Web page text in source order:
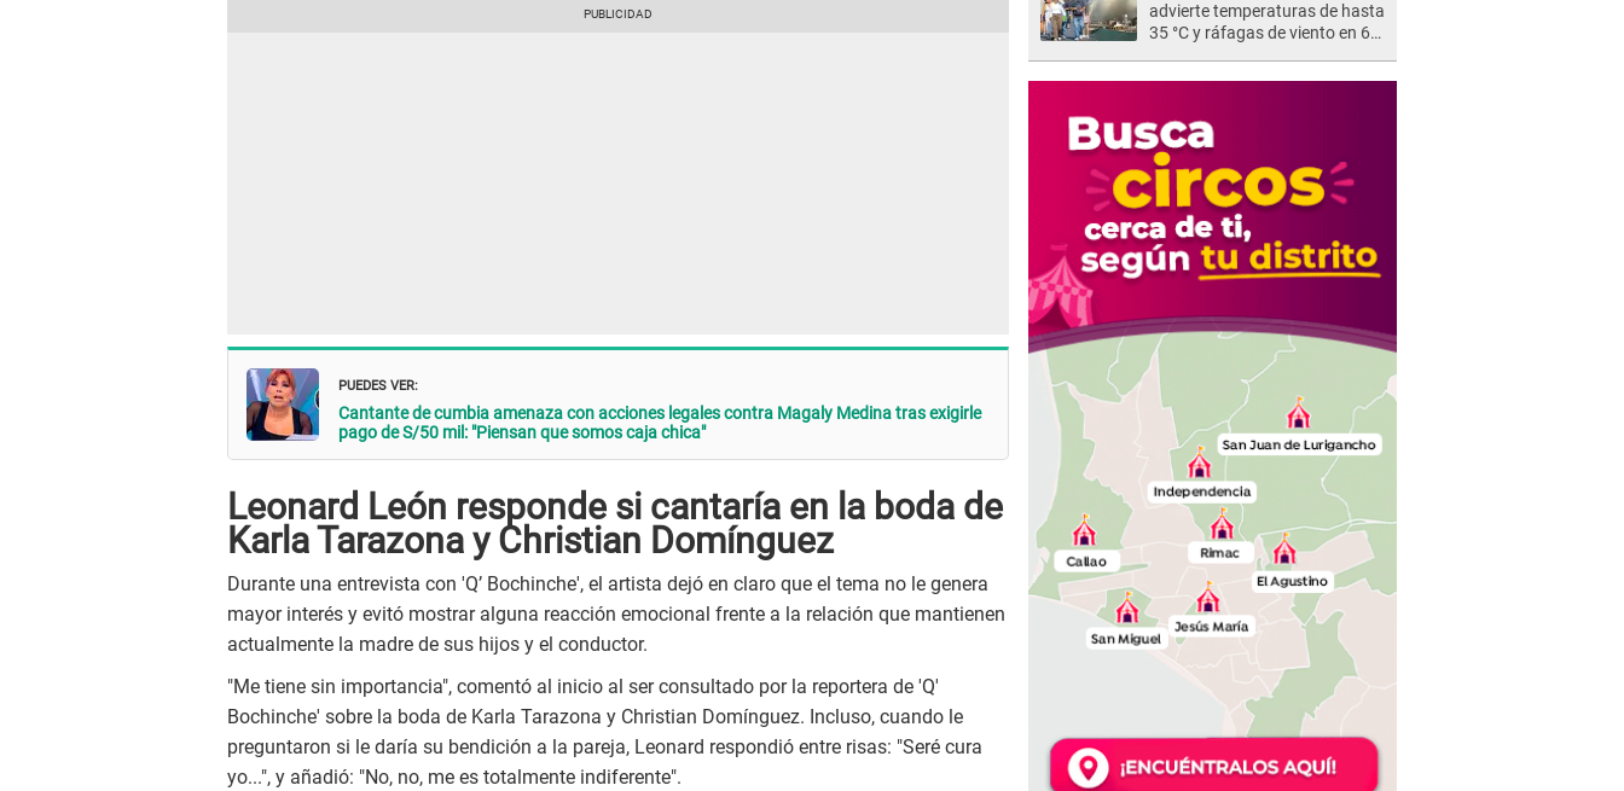
PUEDES VER:
Cantante de cumbia amenaza con acciones legales contra Magaly Medina tras exigirle
pago de S/50 mil: "Piensan que somos caja chica"
Leonard León responde si cantaría en la boda de
Karla Tarazona y Christian Domínguez
Durante una entrevista con 'Q’ Bochinche', el artista dejó en claro que el tema no le genera
mayor interés y evitó mostrar alguna reacción emocional frente a la relación que mantienen
actualmente la madre de sus hijos y el conductor.
"Me tiene sin importancia", comentó al inicio al ser consultado por la reportera de 'Q'
Bochinche' sobre la boda de Karla Tarazona y Christian Domínguez. Incluso, cuando le
preguntaron si le daría su bendición a la pareja, Leonard respondió entre risas: "Seré cura
yo...", y añadió: "No, no, me es totalmente indiferente".
advierte temperaturas de hasta
35 °C y ráfagas de viento en 6